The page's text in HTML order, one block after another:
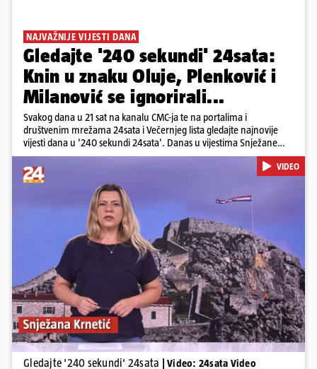
NAJVAŽNIJE VIJESTI DANA
Gledajte '240 sekundi' 24sata:
Knin u znaku Oluje, Plenković i
Milanović se ignorirali...
Svakog dana u 21 sat na kanalu CMC-ja te na portalima i
društvenim mrežama 24sata i Večernjeg lista gledajte najnovije
vijesti dana u '240 sekundi 24sata'. Danas u vijestima Snježane
Krnetić: Hrvatska je obilježila 31. obljetnicu Oluje, a pažnju je
privuklo ignoriranje predsjednika Zorana Milanovića i premijera
Andreja Plenkovića u Kninu. Donosimo i detalje o većim
braniteljskim mirovinama, apelu obitelji Hrvata u komi u Irskoj,
upozorenjima nakon nove tragedije na električnom romobilu te
smanjenju proizvodnje u nuklearnoj elektrani Krško.
Pokretanje videa...
VIDEO
Gledajte '240 sekundi' 24sata | Video: 24sata Video